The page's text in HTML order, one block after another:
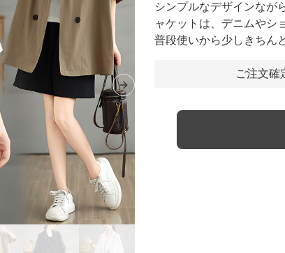
Next slide
シンプルなデザインなが
ャケットは、デニムやシ
普段使いから少しきちん
ご注文確